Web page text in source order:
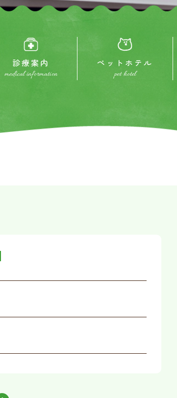
診療案内
medical information
ペットホテル
pet hotel